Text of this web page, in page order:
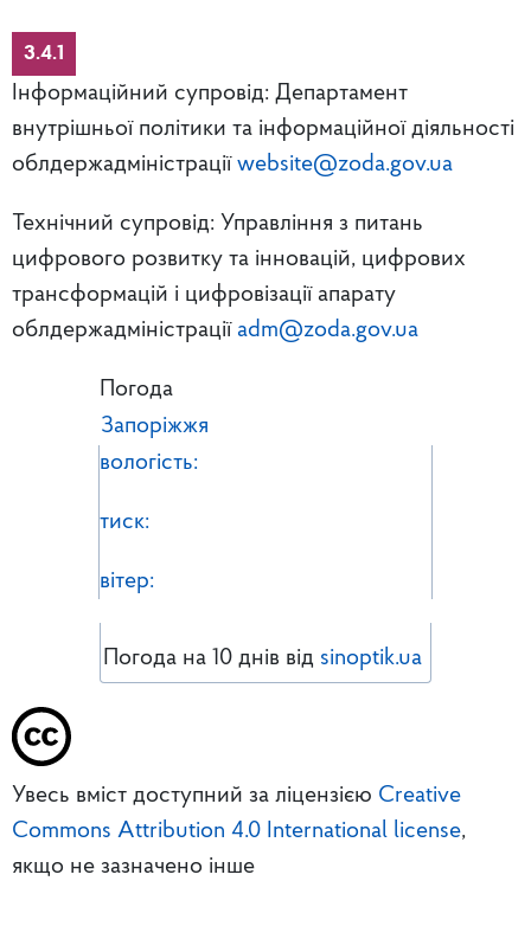
3.4.1
Інформаційний супровід: Департамент
внутрішньої політики та інформаційної діяльності
облдержадміністрації website@zoda.gov.ua
Технічний супровід: Управління з питань
цифрового розвитку та інновацій, цифрових
трансформацій і цифровізації апарату
облдержадміністрації adm@zoda.gov.ua
Погода
Запоріжжя
вологість:
тиск:
вітер:
Погода на 10 днів від sinoptik.ua
Увесь вміст доступний за ліцензією Creative
Commons Attribution 4.0 International license,
якщо не зазначено інше